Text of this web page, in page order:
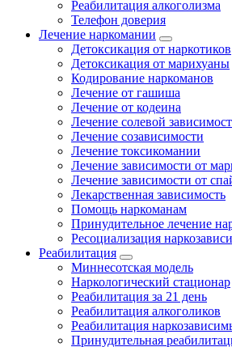
Реабилитация алкоголизма
Телефон доверия
Лечение наркомании
Детоксикация от наркотиков
Детоксикация от марихуаны
Кодирование наркоманов
Лечение от гашиша
Лечение от кодеина
Лечение солевой
Лечение созависимости
Лечение токсикомании
Лечение зависимости от
Лечение зависимости от
Лекарственная зависимость
Помощь наркоманам
Принудительное лечение
Ресоциализация
Реабилитация
Миннесотская модель
Наркологический стационар
Реабилитация за 21 день
Реабилитация алкоголиков
Реабилитация
Принудительная